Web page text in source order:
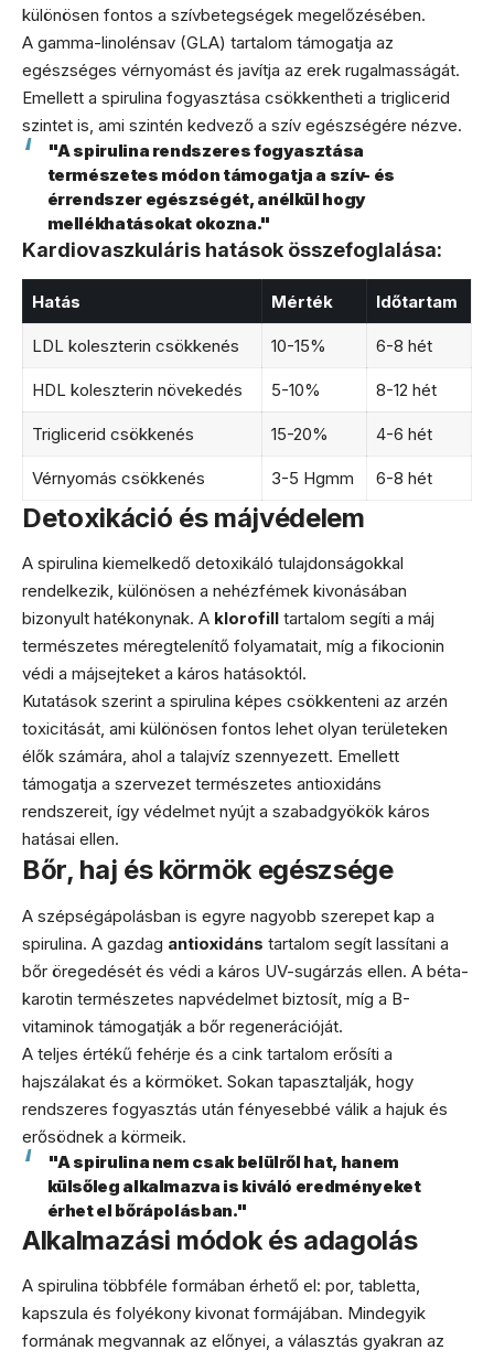
különösen fontos a szívbetegségek megelőzésében.
A gamma-linolénsav (GLA) tartalom támogatja az
egészséges vérnyomást és javítja az erek rugalmasságát.
Emellett a spirulina fogyasztása csökkentheti a triglicerid
szintet is, ami szintén kedvező a szív egészségére nézve.
"A spirulina rendszeres fogyasztása
természetes módon támogatja a szív- és
érrendszer egészségét, anélkül hogy
mellékhatásokat okozna."
Kardiovaszkuláris hatások összefoglalása:
Hatás Mérték Időtartam
LDL koleszterin csökkenés 10-15% 6-8 hét
HDL koleszterin növekedés 5-10% 8-12 hét
Triglicerid csökkenés 15-20% 4-6 hét
Vérnyomás csökkenés 3-5 Hgmm 6-8 hét
Detoxikáció és májvédelem
A spirulina kiemelkedő detoxikáló tulajdonságokkal
rendelkezik, különösen a nehézfémek kivonásában
bizonyult hatékonynak. A klorofill tartalom segíti a máj
természetes méregtelenítő folyamatait, míg a fikocionin
védi a májsejteket a káros hatásoktól.
Kutatások szerint a spirulina képes csökkenteni az arzén
toxicitását, ami különösen fontos lehet olyan területeken
élők számára, ahol a talajvíz szennyezett. Emellett
támogatja a szervezet természetes antioxidáns
rendszereit, így védelmet nyújt a szabadgyökök káros
hatásai ellen.
Bőr, haj és körmök egészsége
A szépségápolásban is egyre nagyobb szerepet kap a
spirulina. A gazdag antioxidáns tartalom segít lassítani a
bőr öregedését és védi a káros UV-sugárzás ellen. A béta-
karotin természetes napvédelmet biztosít, míg a B-
vitaminok támogatják a bőr regenerációját.
A teljes értékű fehérje és a cink tartalom erősíti a
hajszálakat és a körmöket. Sokan tapasztalják, hogy
rendszeres fogyasztás után fényesebbé válik a hajuk és
erősödnek a körmeik.
"A spirulina nem csak belülről hat, hanem
külsőleg alkalmazva is kiváló eredményeket
érhet el bőrápolásban."
Alkalmazási módok és adagolás
A spirulina többféle formában érhető el: por, tabletta,
kapszula és folyékony kivonat formájában. Mindegyik
formának megvannak az előnyei, a választás gyakran az